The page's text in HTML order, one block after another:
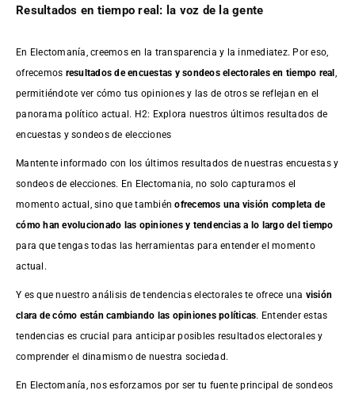
Resultados en tiempo real: la voz de la gente
En Electomanía, creemos en la transparencia y la inmediatez. Por eso,
ofrecemos resultados deencuestas y sondeos electorales en tiempo real
permitiéndote ver cómo tus opiniones y las de otros se reflejan en el
panorama político actual. H2: Explora nuestros últimos resultados de
encuestas y sondeos de elecciones
Mantente informado con los últimos resultados de nuestras encuestasy
sondeos de elecciones. En Electomania, no solo capturamos el
momento actual, sino que tambiénofrecemos una visión completa de
cómo han evolucionado las opiniones y tendencias a lo largo del tiempo
para que tengas todas las herramientas para entender el momento
actual.
Y es que nuestro análisis de tendencias electorales te ofrece una visión
clara de cómo están cambiando las opiniones políticas. Entender estas
tendencias es crucial para anticipar posibles resultados electorales y
comprender el dinamismo de nuestra sociedad.
En Electomanía, nos esforzamos por ser tu fuente principal de sondeos